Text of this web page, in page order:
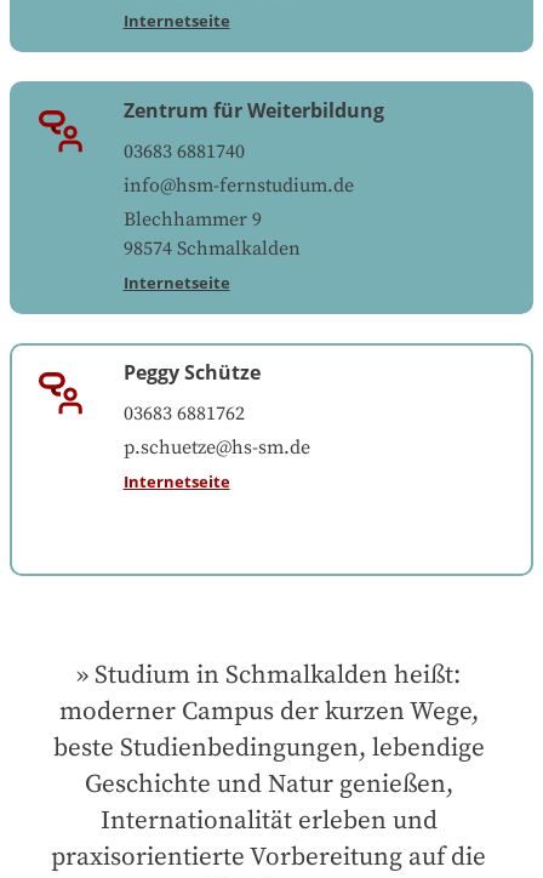
Internetseite
Zentrum für Weiterbildung
03683 6881740
info@hsm-fernstudium.de
Blechhammer 9
98574 Schmalkalden
Internetseite
Peggy Schütze
03683 6881762
p.schuetze@hs-sm.de
Internetseite
Studium in Schmalkalden heißt:
moderner Campus der kurzen Wege,
beste Studienbedingungen, lebendige
Geschichte und Natur genießen,
Internationalität erleben und
praxisorientierte Vorbereitung auf die